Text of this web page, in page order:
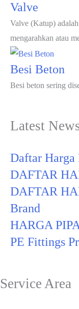
Valve
Valve (Katup)
mengarahkan atau
Besi Beton
Besi beton sering
Latest
Daftar Harga
DAFTAR
DAFTAR
Brand
HARGA
PE Fittings
Service Area